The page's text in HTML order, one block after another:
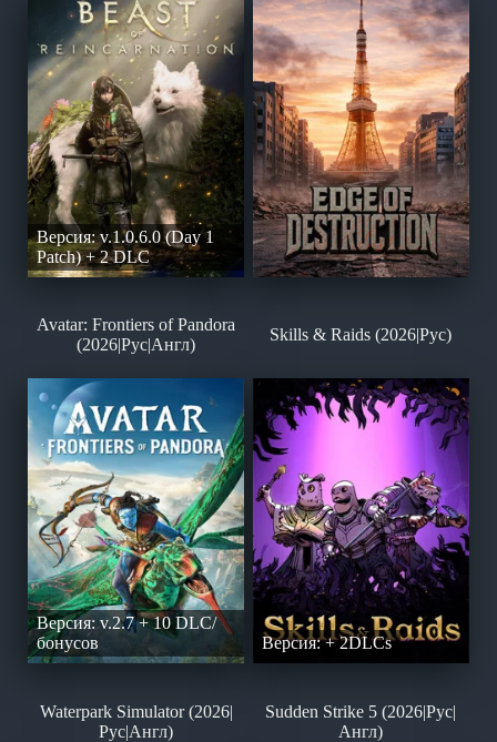
Версия: v.1.0.6.0 (Day 1
Patch) + 2 DLC
Avatar: Frontiers of Pandora
(2026|Рус|Англ)
Версия: v.2.7 + 10 DLC/
бонусов
Skills & Raids (2026|Рус)
Версия: + 2DLCs
Waterpark Simulator (2026|
Рус|Англ)
Sudden Strike 5 (2026|Рус|
Англ)